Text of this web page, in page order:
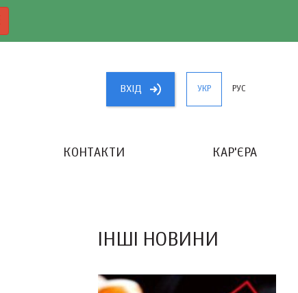
ВХIД УКР РУС
КОНТАКТИ КАР'ЄРА
ІНШІ НОВИНИ